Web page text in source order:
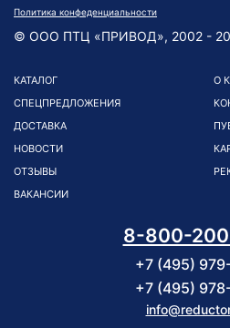
Политика конфеденциальности
© ООО ПТЦ «ПРИВОД», 2002 -
КАТАЛОГ
СПЕЦПРЕДЛОЖЕНИЯ
ДОСТАВКА
НОВОСТИ
ОТЗЫВЫ
ВАКАНСИИ
О
8-800-
+7 (495)
+7 (495)